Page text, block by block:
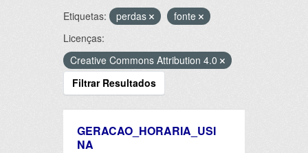
Etiquetas: perdas
fonte
Licenças:
Creative Commons Attribution 4.0
Filtrar Resultados
GERACAO_HORARIA_USI
NA